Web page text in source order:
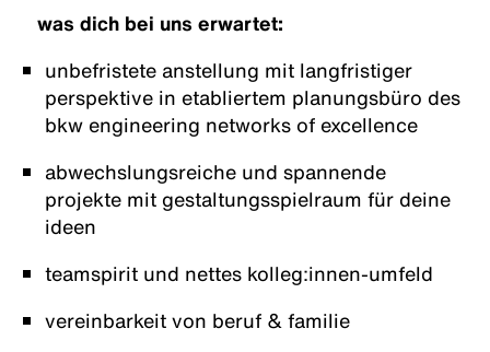
was dich bei uns erwartet:
unbefristete anstellung mit langfristiger
perspektive in etabliertem planungsbüro des
bkw engineering networks of excellence
abwechslungsreiche und spannende
projekte mit gestaltungsspielraum für deine
ideen
teamspirit und nettes kolleg:innen-umfeld
vereinbarkeit von beruf & familie